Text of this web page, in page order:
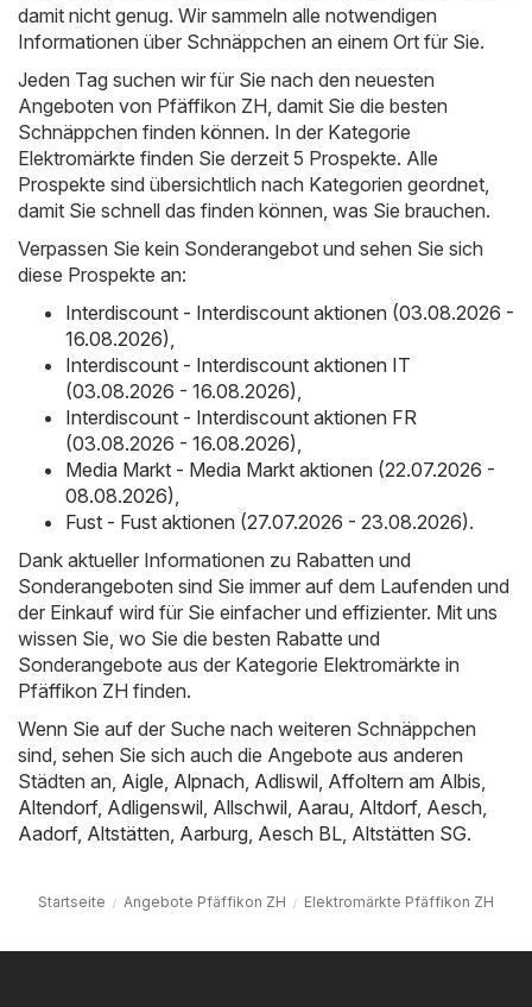
damit nicht genug. Wir sammeln alle notwendigen
Informationen über Schnäppchen an einem Ort für Sie.
Jeden Tag suchen wir für Sie nach den neuesten
Angeboten von Pfäffikon ZH, damit Sie die besten
Schnäppchen finden können. In der Kategorie
Elektromärkte finden Sie derzeit 5 Prospekte. Alle
Prospekte sind übersichtlich nach Kategorien geordnet,
damit Sie schnell das finden können, was Sie brauchen.
Verpassen Sie kein Sonderangebot und sehen Sie sich
diese Prospekte an:
Interdiscount - Interdiscount aktionen (03.08.2026 -
16.08.2026),
Interdiscount - Interdiscount aktionen IT
(03.08.2026 - 16.08.2026),
Interdiscount - Interdiscount aktionen FR
(03.08.2026 - 16.08.2026),
Media Markt - Media Markt aktionen (22.07.2026 -
08.08.2026),
Fust - Fust aktionen (27.07.2026 - 23.08.2026).
Dank aktueller Informationen zu Rabatten und
Sonderangeboten sind Sie immer auf dem Laufenden und
der Einkauf wird für Sie einfacher und effizienter. Mit uns
wissen Sie, wo Sie die besten Rabatte und
Sonderangebote aus der Kategorie Elektromärkte in
Pfäffikon ZH finden.
Wenn Sie auf der Suche nach weiteren Schnäppchen
sind, sehen Sie sich auch die Angebote aus anderen
Städten an, Aigle, Alpnach, Adliswil, Affoltern am Albis,
Altendorf, Adligenswil, Allschwil, Aarau, Altdorf, Aesch,
Aadorf, Altstätten, Aarburg, Aesch BL, Altstätten SG.
Startseite Angebote Pfäffikon ZH Elektromärkte Pfäffikon ZH